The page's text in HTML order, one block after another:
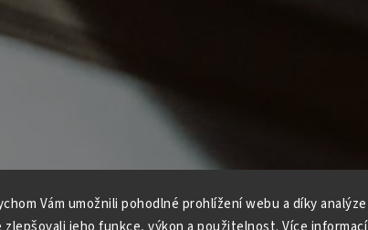
Vám umožnili pohodlné prohlížení webu a díky analýze